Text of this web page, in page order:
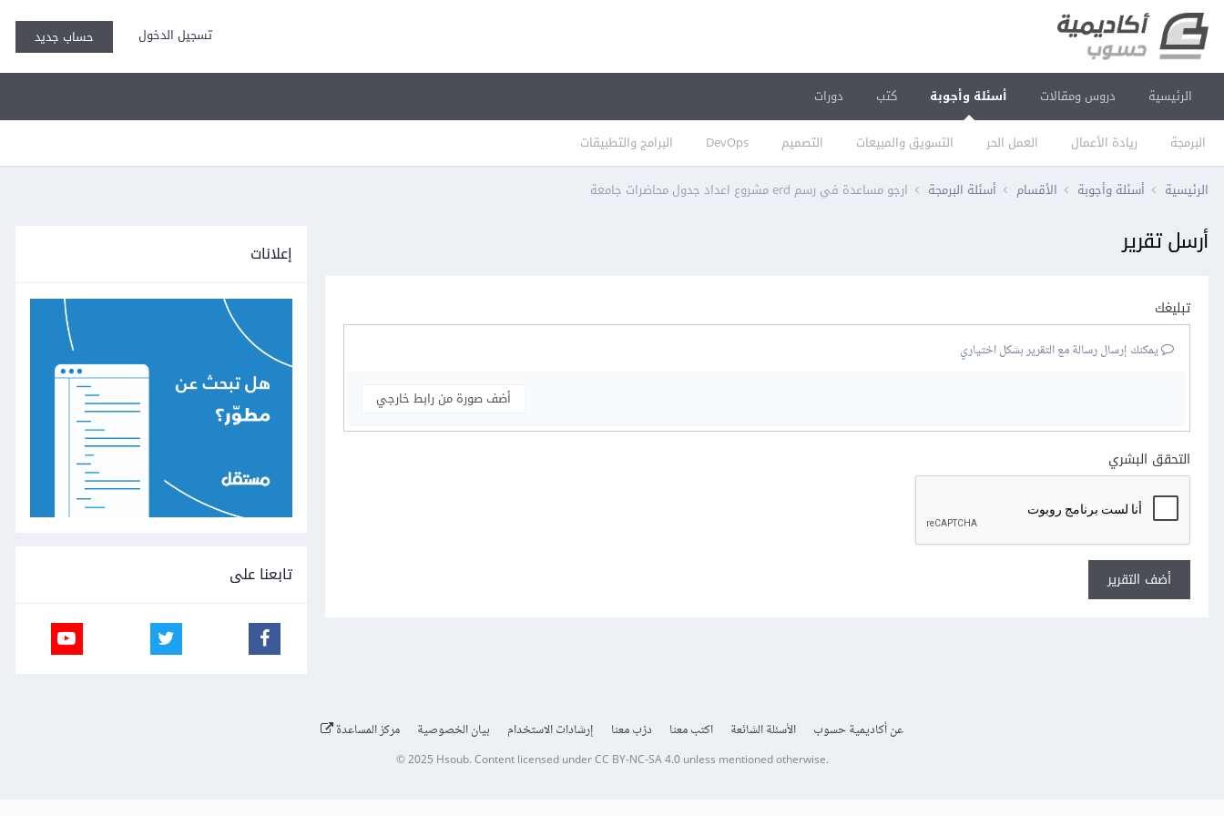
تسجيل الدخول حساب جديد
الرئيسية دروس ومقالات أسئلة وأجوبة
البرمجة ريادة الأعمال العمل الحر التسويق والمبيعات التصميم DevOps البرامج والتطبيقات
كتب دورات
الرئيسية أسئلة وأجوبة الأقسام أسئلة البرمجة ارجو مساعدة في رسم erd مشروع اعداد جدول محاضرات جامعة
أرسل تقرير
تبليغك
يمكنك إرسال رسالة مع التقرير بشكل اختياري
أضف صورة من رابط خارجي
التحقق البشري
أضف التقرير
إعلانات
تابعنا على
عن أكاديمية حسوب الأسئلة الشائعة اكتب معنا درّب معنا إرشادات الاستخدام بيان الخصوصية مركز المساعدة
© 2025 Hsoub.Content licensed underCC BY-NC-SA 4.0unless mentioned otherwise.